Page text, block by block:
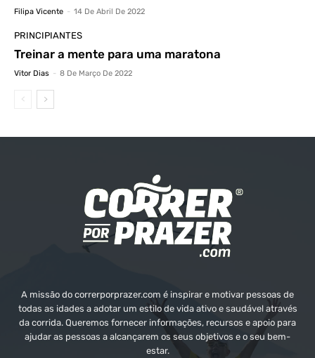
Filipa Vicente - 14 De Abril De 2022
PRINCIPIANTES
Treinar a mente para uma maratona
Vitor Dias - 8 De Março De 2022
A missão do correrporprazer.com é inspirar e motivar pessoas de
todas as idades a adotar um estilo de vida ativo e saudável através
da corrida. Queremos fornecer informações, recursos e apoio para
ajudar as pessoas a alcançarem os seus objetivos e o seu bem-
estar.